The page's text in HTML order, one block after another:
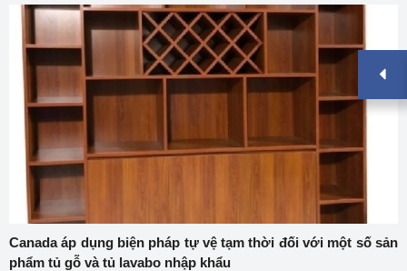
Canada áp dụng biện pháp tự vệ tạm thời đối với một số sản
phẩm tủ gỗ và tủ lavabo nhập khẩu